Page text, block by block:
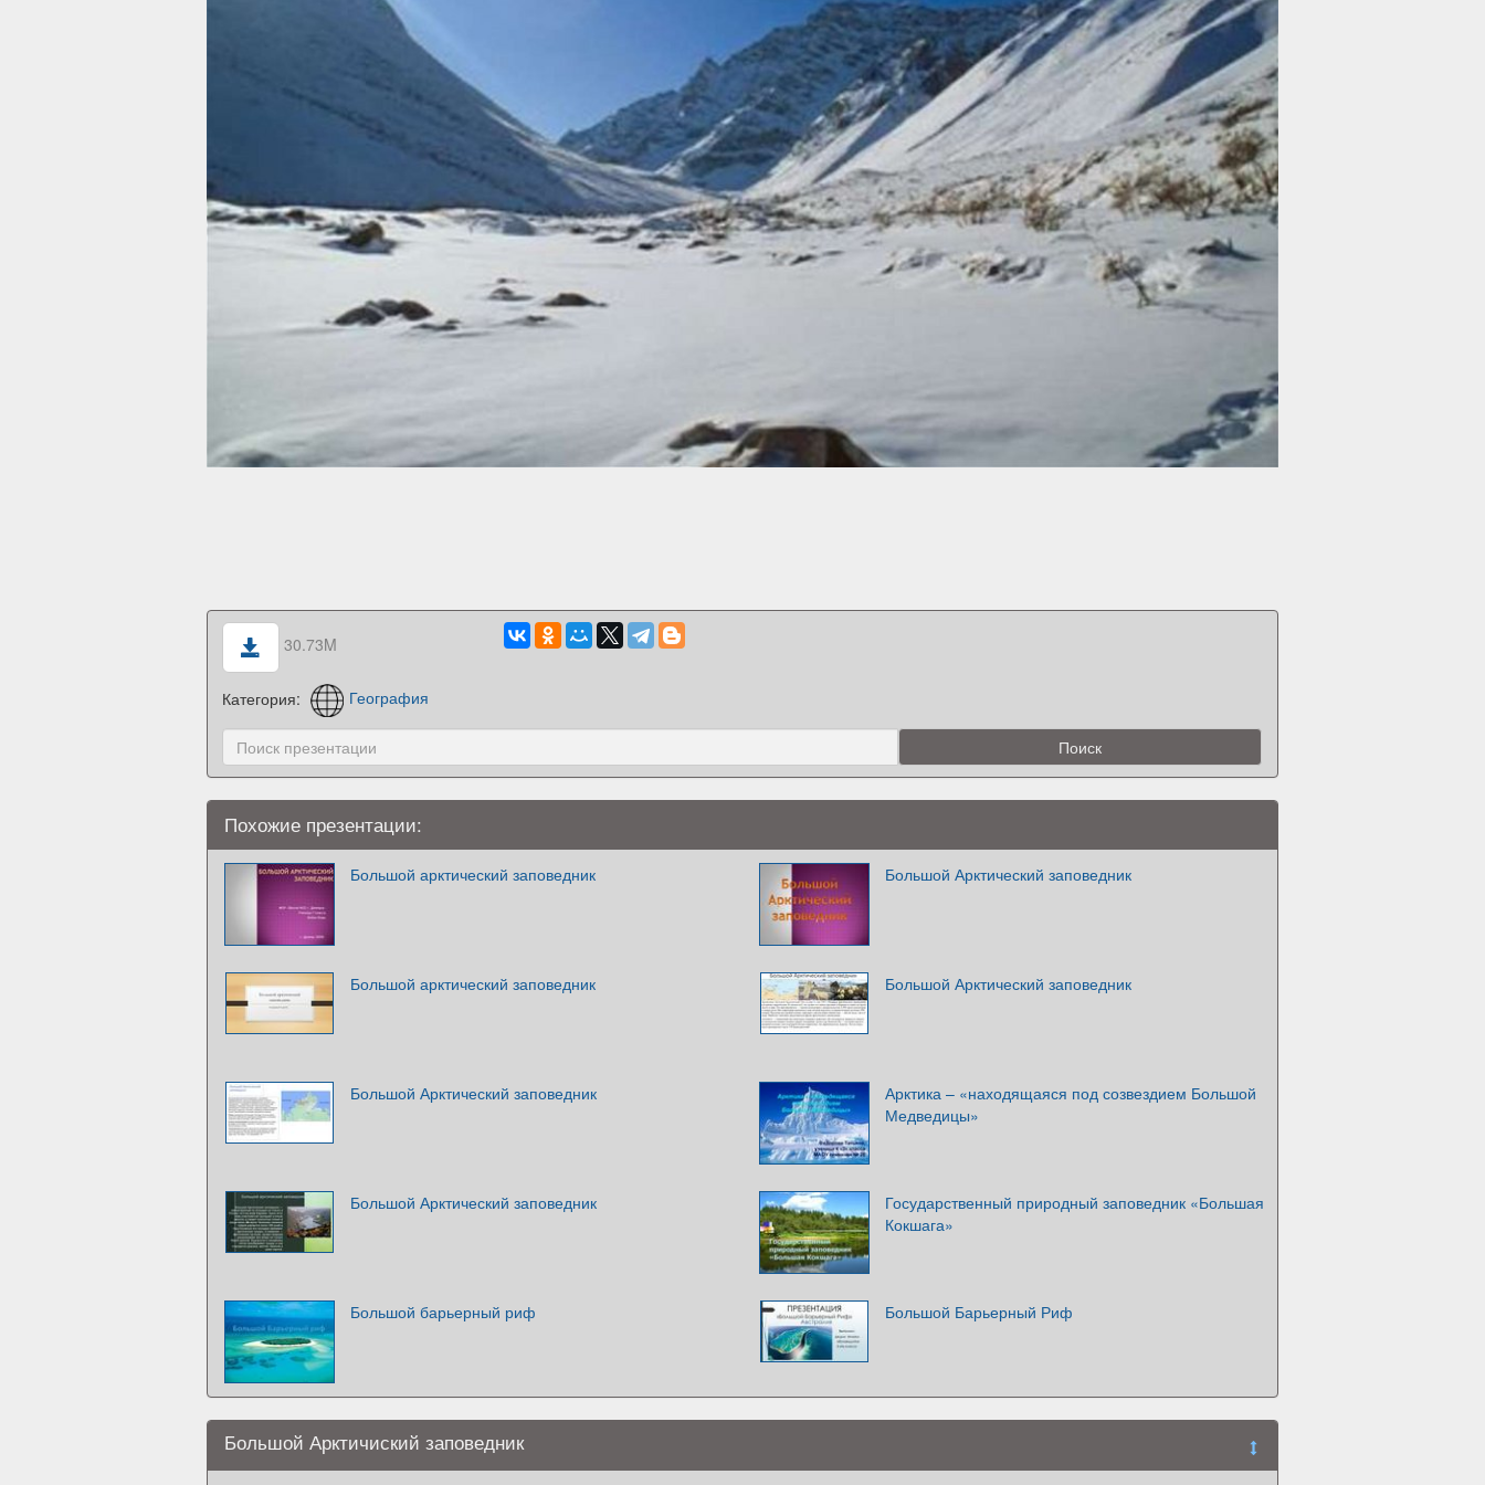
30.73M
Категория: География
Похожие презентации:
Большой арктический заповедник Большой Арктический заповедник
Большой арктический заповедник Большой Арктический заповедник
Большой Арктический заповедник
Арктика – «находящаяся под созвездием Большой
Медведицы»
Большой Арктический заповедник
Государственный природный заповедник «Большая
Кокшага»
Большой барьерный риф Большой Барьерный Риф
Большой Арктичиский заповедник